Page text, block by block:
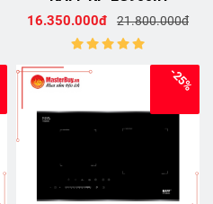
16.350.000đ 21.800.000đ
-25%